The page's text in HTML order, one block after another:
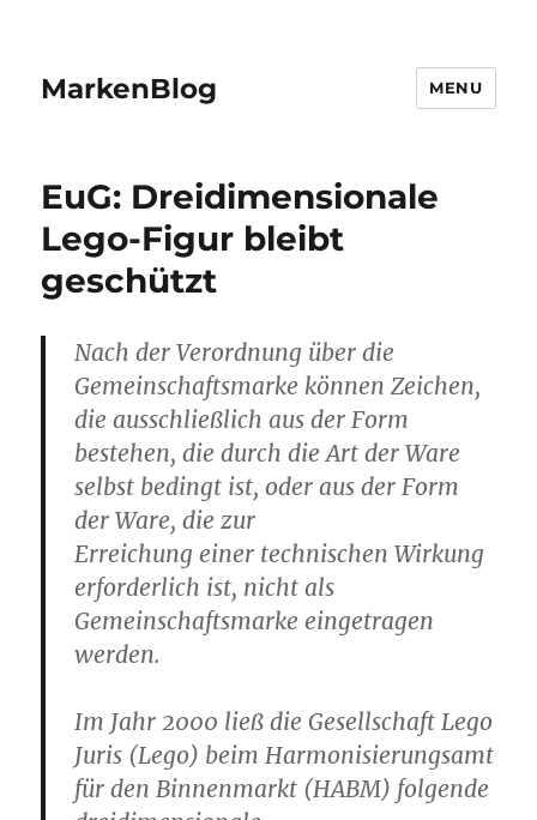
MarkenBlog MENU
EuG: Dreidimensionale
Lego-Figur bleibt
geschützt
Nach der Verordnung über die
Gemeinschaftsmarke können Zeichen,
die ausschließlich aus der Form
bestehen, die durch die Art der Ware
selbst bedingt ist, oder aus der Form
der Ware, die zur
Erreichung einer technischen Wirkung
erforderlich ist, nicht als
Gemeinschaftsmarke eingetragen
werden.
Im Jahr 2000 ließ die Gesellschaft Lego
Juris (Lego) beim Harmonisierungsamt
für den Binnenmarkt (HABM) folgende